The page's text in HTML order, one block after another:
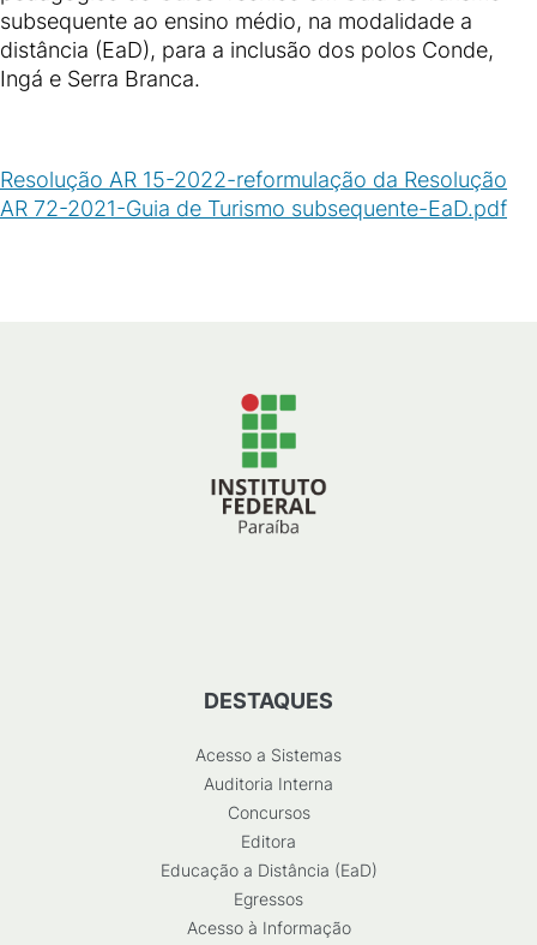
subsequente ao ensino médio, na modalidade a
distância (EaD), para a inclusão dos polos Conde,
Ingá e Serra Branca.
Resolução AR 15-2022-reformulação da Resolução
AR 72-2021-Guia de Turismo subsequente-EaD.pdf
DESTAQUES
Acesso a Sistemas
Auditoria Interna
Concursos
Editora
Educação a Distância (EaD)
Egressos
Acesso à Informação